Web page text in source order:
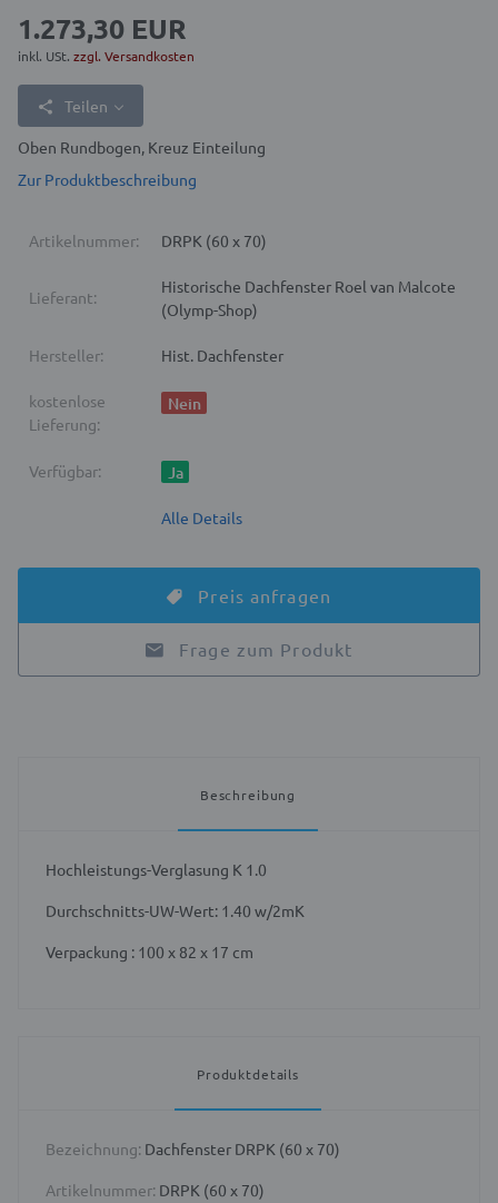
1.273,30 EUR
inkl. USt. zzgl. Versandkosten
Teilen
Oben Rundbogen, Kreuz Einteilung
Zur Produktbeschreibung
Artikelnummer: DRPK (60 x 70)
Lieferant:
Historische Dachfenster Roel van Malcote
(Olymp-Shop)
Hersteller: Hist. Dachfenster
kostenlose
Lieferung:
Nein
Verfügbar: Ja
Alle Details
Preis anfragen
Frage zum Produkt
Beschreibung
Hochleistungs-Verglasung K 1.0
Durchschnitts-UW-Wert: 1.40 w/2mK
Verpackung : 100 x 82 x 17 cm
Produktdetails
Bezeichnung: Dachfenster DRPK (60 x 70)
Artikelnummer: DRPK (60 x 70)